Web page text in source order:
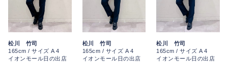
松川 竹司
165cm / サイズ A 4
イオンモール日の出店
松川 竹司
165cm / サイズ A 4
イオンモール日の出店
松川 竹司
165cm / サイズ A 4
イオンモール日の出店